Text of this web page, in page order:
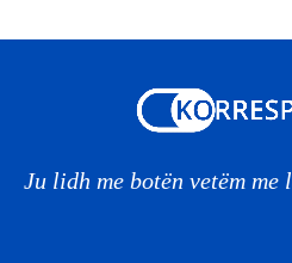
Ju lidh me botën vetëm